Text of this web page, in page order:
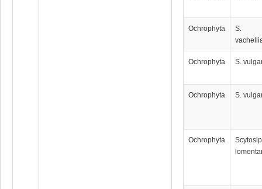
Ochrophyta
S.
Ochrophyta S.
Ochrophyta S.
Ochrophyta